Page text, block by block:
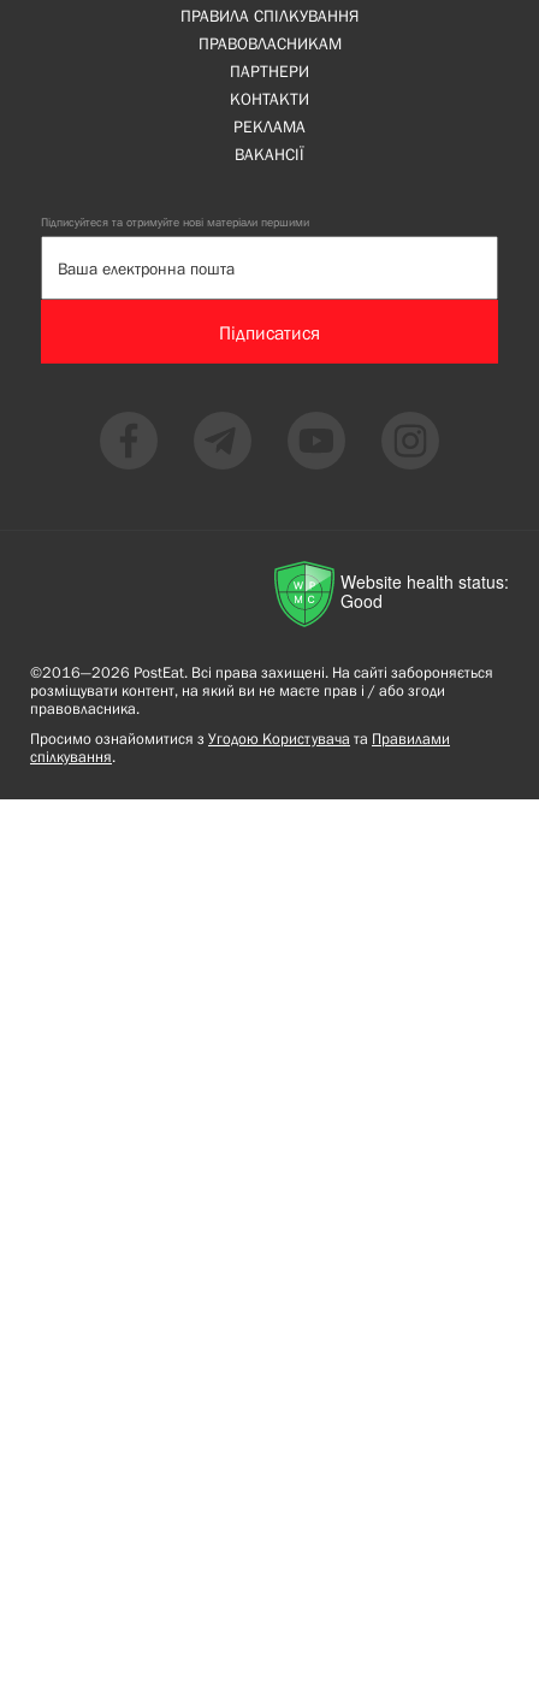
ПРАВИЛА СПІЛКУВАННЯ
ПРАВОВЛАСНИКАМ
ПАРТНЕРИ
КОНТАКТИ
РЕКЛАМА
ВАКАНСІЇ
Підписуйтеся та отримуйте нові матеріали першими
Підписатися
Website health status:
Good
©2016—2026 PostEat. Всі права захищені. На сайті забороняється
розміщувати контент, на який ви не маєте прав і / або згоди
правовласника.
Просимо ознайомитися з Угодою Користувача та Правилами
спілкування.